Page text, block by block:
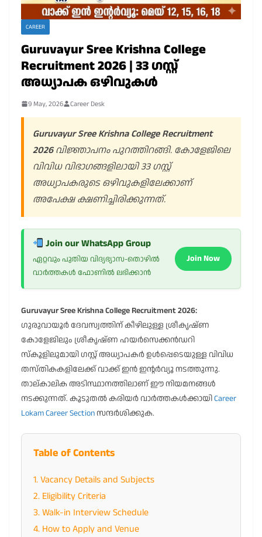
CAREER
Guruvayur Sree Krishna College
Recruitment 2026 | 33 ഗസ്റ്റ്
അധ്യാപക ഒഴിവുകൾ
9 May, 2026 Career Desk
Guruvayur Sree Krishna College Recruitment
2026വിജ്ഞാപനം പുറത്തിറങ്ങി. കോളേജിലെ
വിവിധ വിഭാഗങ്ങളിലായി 33 ഗസ്റ്റ്
അധ്യാപകരുടെ ഒഴിവുകളിലേക്കാണ്
അപേക്ഷ ക്ഷണിച്ചിരിക്കുന്നത്.
Join our WhatsApp Group
ഏറ്റവും പുതിയ വിദ്യഭ്യാസ-തൊഴിൽ
വാർത്തകൾ ഫോണിൽ ലഭിക്കാൻ
Join Now
Guruvayur Sree Krishna College Recruitment 2026:
ഗുരുവായൂർ ദേവസ്വത്തിന് കീഴിലുള്ള ശ്രീകൃഷ്ണ
കോളേജിലും ശ്രീകൃഷ്ണ ഹയർസെക്കൻഡറി
സ്കൂളിലുമായി ഗസ്റ്റ് അധ്യാപകർ ഉൾപ്പെടെയുള്ള വിവിധ
തസ്തികകളിലേക്ക് വാക്ക് ഇൻ ഇന്റർവ്യൂ നടത്തുന്നു.
താല്കാലിക അടിസ്ഥാനത്തിലാണ് ഈ നിയമനങ്ങൾ
നടക്കുന്നത്. കൂടുതൽ കരിയർ വാർത്തകൾക്കായിCareer
Lokam Career Sectionസന്ദർശിക്കുക.
Table of Contents
1. Vacancy Details and Subjects
2. Eligibility Criteria
3. Walk-in Interview Schedule
4. How to Apply and Venue